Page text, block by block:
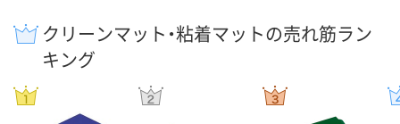
クリーンマット・粘着マットの売れ筋ラン
キング